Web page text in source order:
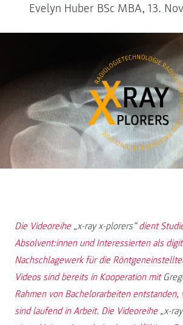
Evelyn Huber BSc MBA, 13.
Die Videoreihe „x-ray x-plorers“dient
Absolvent:innen und Interessierten als
Nachschlagewerk für die
Videos sind bereits in Kooperation mit
Rahmen von Bachelorarbeiten
sind laufend in Arbeit. Die Videoreihe „x-